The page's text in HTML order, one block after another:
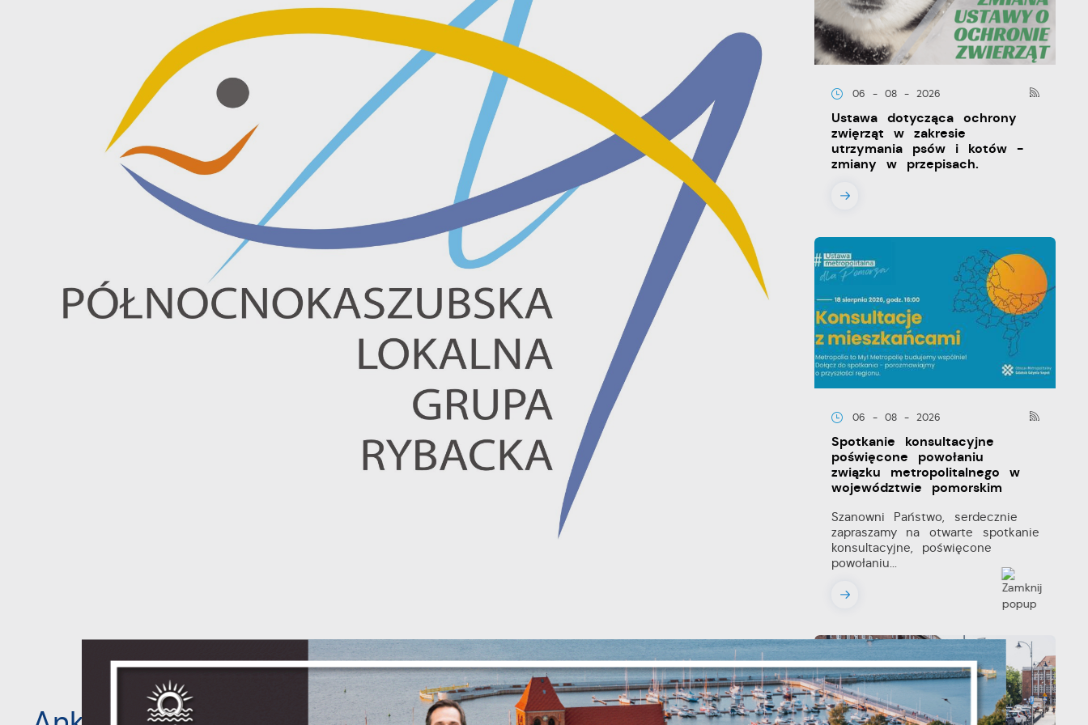
06 - 08 - 2026
Ustawa dotycząca ochrony
zwięrząt w zakresie
utrzymania psów i kotów -
zmiany w przepisach.
06 - 08 - 2026
Spotkanie konsultacyjne
poświęcone powołaniu
związku metropolitalnego w
województwie pomorskim
Szanowni Państwo, serdecznie
zapraszamy na otwarte spotkanie
konsultacyjne, poświęcone
powołaniu...
Szanujemy Twoją prywatność. Możesz zmienić ustawienia cookies lub
zaakceptować je wszystkie. W dowolnym momencie możesz dokonać zmiany
swoich ustawień.